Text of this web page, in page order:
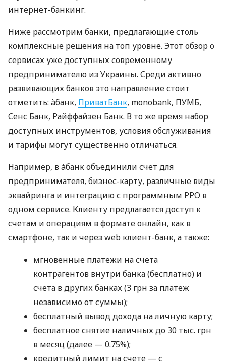
интернет-банкинг.
Ниже рассмотрим банки, предлагающие столь
комплексные решения на топ уровне. Этот обзор о
сервисах уже доступных современному
предпринимателю из Украины. Среди активно
развивающих банков это направление стоит
отметить: àбанк, ПриватБанк, monobank, ПУМБ,
Сенс Банк, Райффайзен Банк. В то же время набор
доступных инструментов, условия обслуживания
и тарифы могут существенно отличаться.
Например, в àбанк объединили счет для
предпринимателя, бизнес-карту, различные виды
эквайринга и интеграцию с программным РРО в
одном сервисе. Клиенту предлагается доступ к
счетам и операциям в формате онлайн, как в
смартфоне, так и через web клиент-банк, а также:
мгновенные платежи на счета
контрагентов внутри банка (бесплатно) и
счета в других банках (3 грн за платеж
независимо от суммы);
бесплатный вывод дохода на личную карту;
бесплатное снятие наличных до 30 тыс. грн
в месяц (далее — 0.75%);
кредитный лимит на счете — с